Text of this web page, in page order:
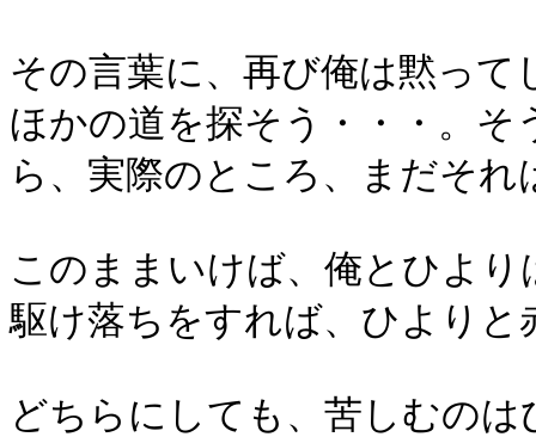
その言葉に、再び俺は黙って
ほかの道を探そう・・・。
ら、実際のところ、まだそ
このままいけば、俺とひよ
駆け落ちをすれば、ひよりと
どちらにしても、苦しむのは